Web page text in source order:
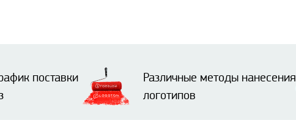
поставки
Различные методы нанесения
логотипов